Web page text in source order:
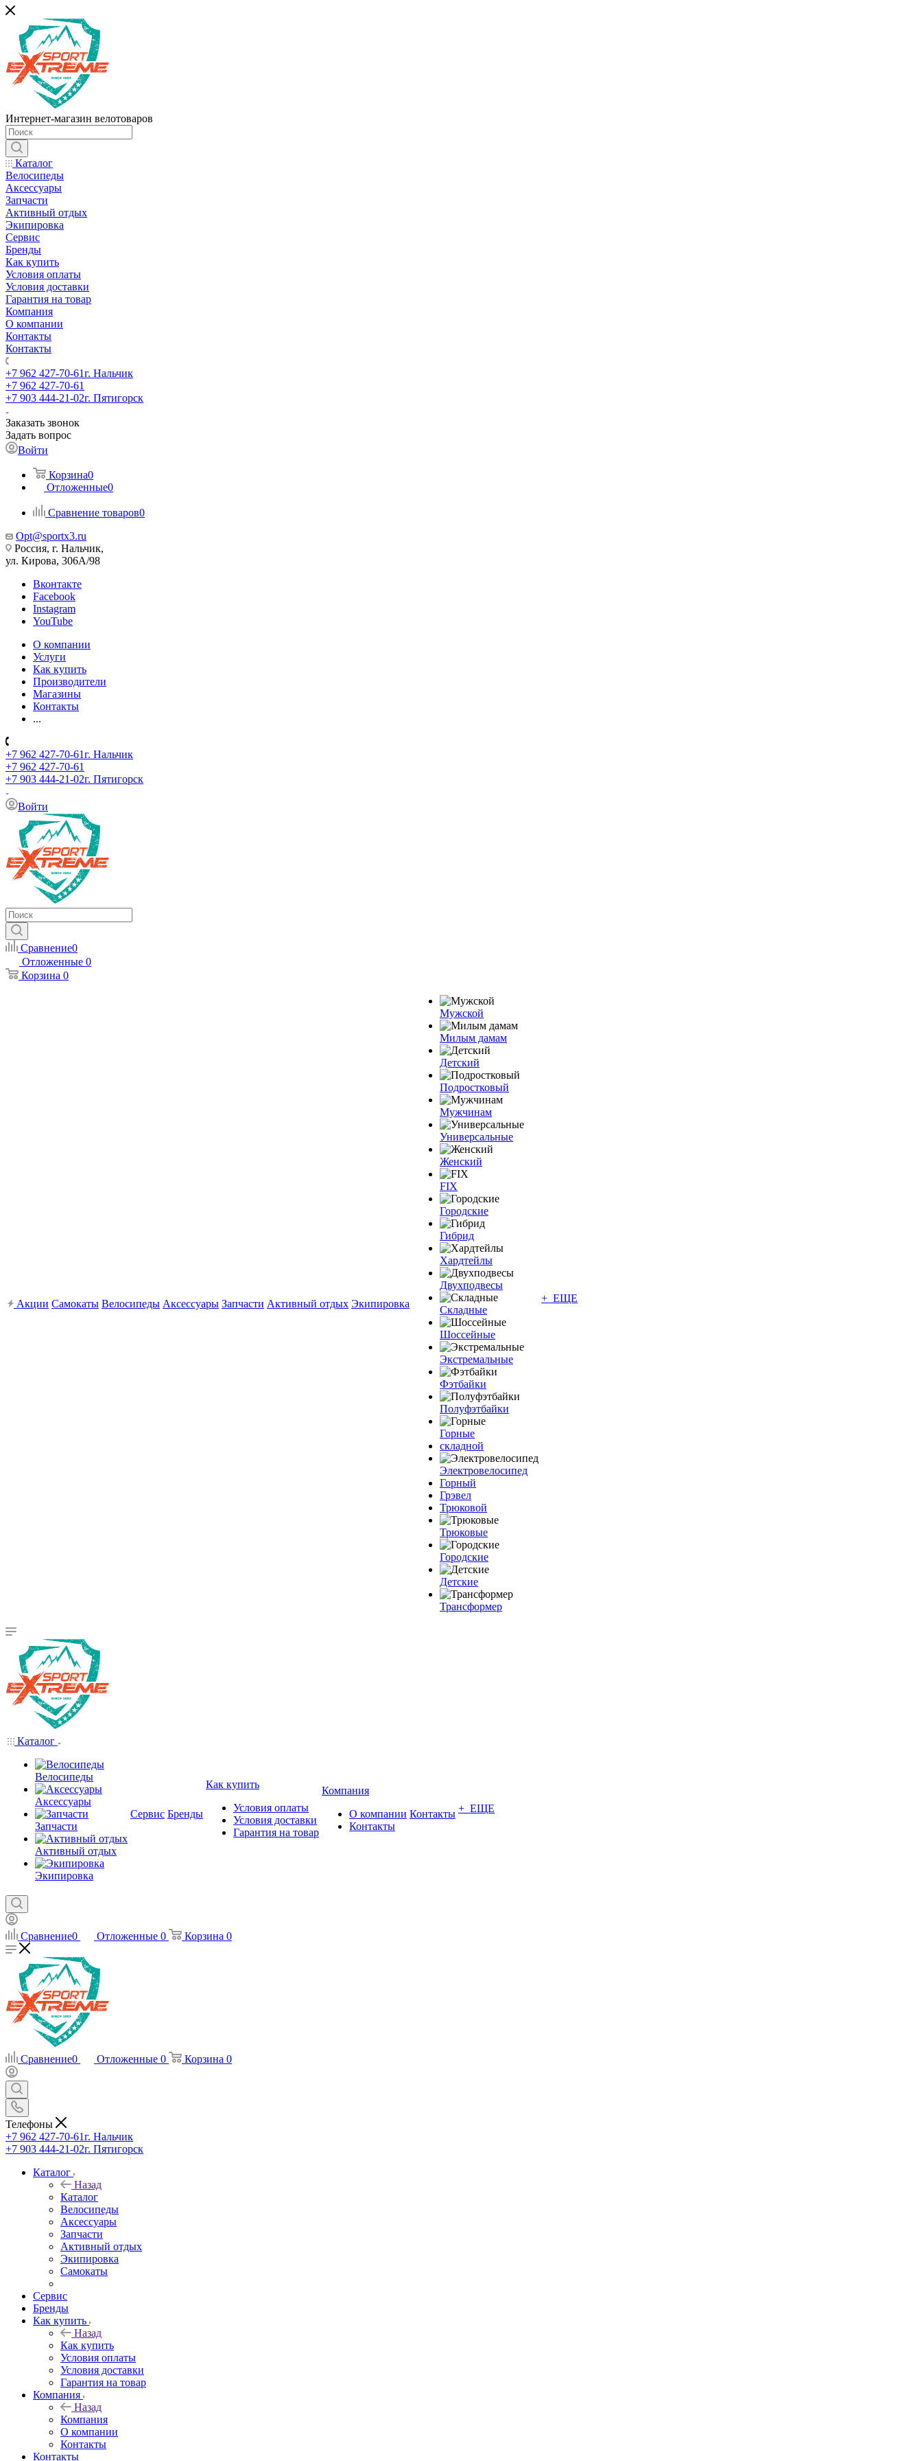
Интернет-магазин велотоваров
Каталог
Велосипеды
Аксессуары
Запчасти
Активный отдых
Экипировка
Сервис
Бренды
Как купить
Условия оплаты
Условия доставки
Гарантия на товар
Компания
О компании
Контакты
Контакты
+7 962 427-70-61г. Нальчик
+7 962 427-70-61
+7 903 444-21-02г. Пятигорск
Заказать звонок
Задать вопрос
Войти
Корзина0
Отложенные0
Сравнение товаров0
Opt@sportx3.ru
Россия, г. Нальчик,
ул. Кирова, 306А/98
Вконтакте
Facebook
Instagram
YouTube
О компании
Услуги
Как купить
Производители
Магазины
Контакты
...
+7 962 427-70-61г. Нальчик
+7 962 427-70-61
+7 903 444-21-02г. Пятигорск
Войти
Сравнение0
Отложенные 0
Корзина 0
Акции Самокаты Велосипеды Аксессуары Запчасти Активный отдых Экипировка
Мужской
Милым дамам
Детский
Подростковый
Мужчинам
Универсальные
Женский
FIX
Городские
Гибрид
Хардтейлы
Двухподвесы
Складные
Шоссейные
Экстремальные
Фэтбайки
Полуфэтбайки
Горные
складной
Электровелосипед
Горный
Грэвел
Трюковой
Трюковые
Городские
Детские
Трансформер
+ ЕЩЕ
Каталог
Велосипеды
Аксессуары
Запчасти
Активный отдых
Экипировка
Сервис Бренды
Как купить
Условия оплаты
Условия доставки
Гарантия на товар
Компания
О компании
Контакты
Контакты + ЕЩЕ
Сравнение0 Отложенные 0 Корзина 0
Сравнение0 Отложенные 0 Корзина 0
Телефоны
+7 962 427-70-61г. Нальчик
+7 903 444-21-02г. Пятигорск
Каталог
Назад
Каталог
Велосипеды
Аксессуары
Запчасти
Активный отдых
Экипировка
Самокаты
Сервис
Бренды
Как купить
Назад
Как купить
Условия оплаты
Условия доставки
Гарантия на товар
Компания
Назад
Компания
О компании
Контакты
Контакты